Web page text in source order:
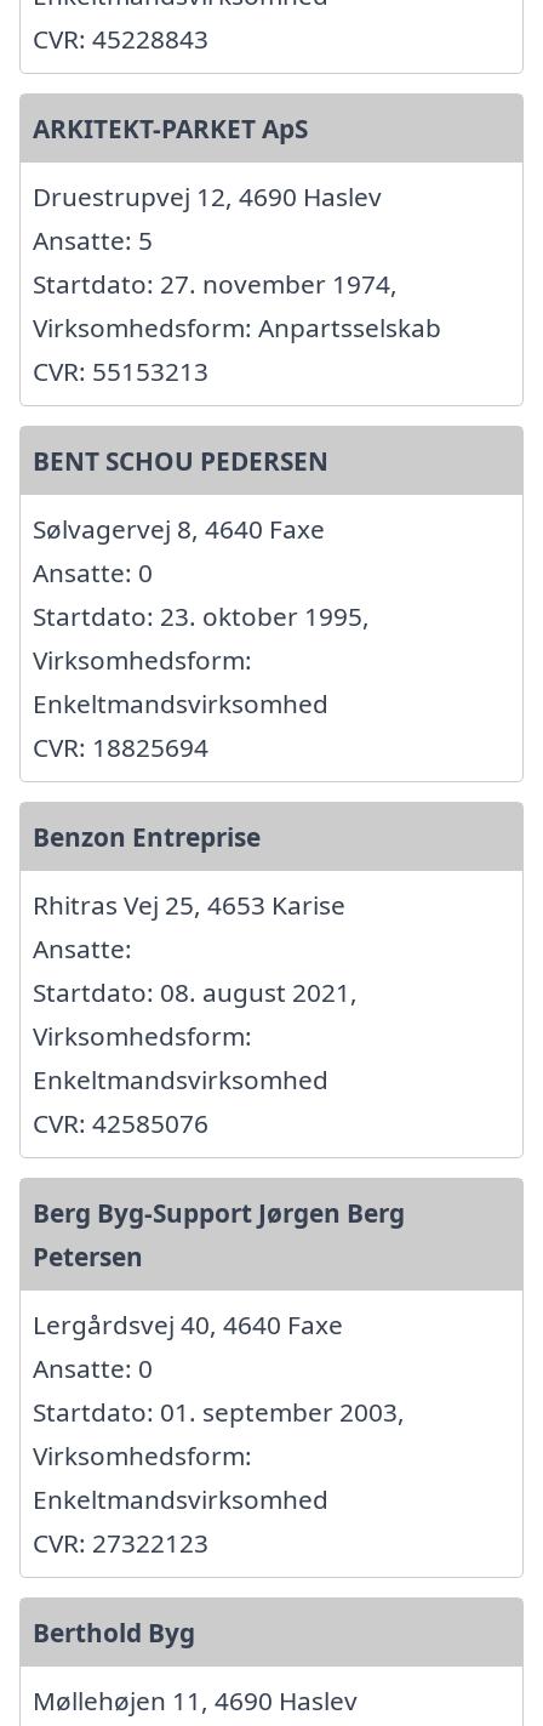
CVR: 45228843
ARKITEKT-PARKET ApS
Druestrupvej 12, 4690 Haslev
Ansatte: 5
Startdato: 27. november 1974,
Virksomhedsform: Anpartsselskab
CVR: 55153213
BENT SCHOU PEDERSEN
Sølvagervej 8, 4640 Faxe
Ansatte: 0
Startdato: 23. oktober 1995,
Virksomhedsform:
Enkeltmandsvirksomhed
CVR: 18825694
Benzon Entreprise
Rhitras Vej 25, 4653 Karise
Ansatte:
Startdato: 08. august 2021,
Virksomhedsform:
Enkeltmandsvirksomhed
CVR: 42585076
Berg Byg-Support Jørgen Berg
Petersen
Lergårdsvej 40, 4640 Faxe
Ansatte: 0
Startdato: 01. september 2003,
Virksomhedsform:
Enkeltmandsvirksomhed
CVR: 27322123
Berthold Byg
Møllehøjen 11, 4690 Haslev